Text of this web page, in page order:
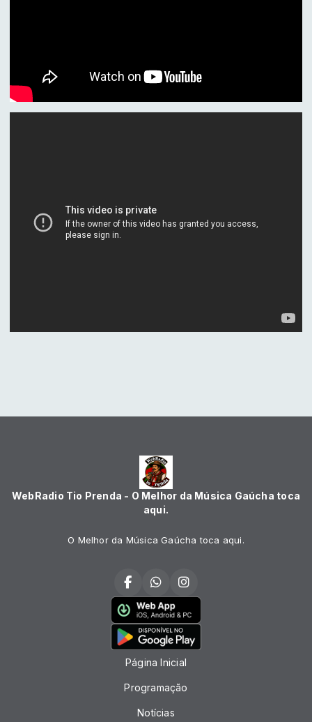
WebRadio Tio Prenda - O Melhor da Música Gaúcha toca
aqui.
O Melhor da Música Gaúcha toca aqui.
Página Inicial
Programação
Notícias